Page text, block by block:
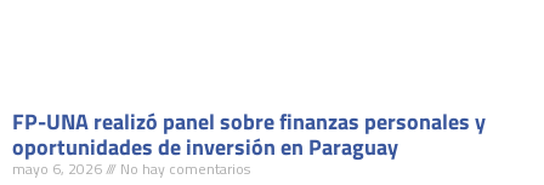
FP-UNA realizó panel sobre finanzas personales y
oportunidades de inversión en Paraguay
mayo 6, 2026 No hay comentarios